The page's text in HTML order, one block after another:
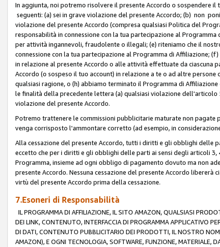
In aggiunta, noi potremo risolvere il presente Accordo o sospendere
seguenti: (a) sei in grave violazione del presente Accordo; (b) non
violazione del presente Accordo (compresa qualsiasi Politica del
responsabilità in connessione con la tua partecipazione al
per attività ingannevoli, fraudolente o illegali; (e) riteniamo che il
connessione con la tua partecipazione al Programma di Affiliazione;
in relazione al presente Accordo o alle attività effettuate da ciascuna
Accordo (o sospeso il tuo account) in relazione a te o ad altre
qualsiasi ragione, o (h) abbiamo terminato il Programma di
le finalità della precedente lettera (a) qualsiasi violazione
violazione del presente Accordo.
Potremo trattenere le commissioni pubblicitarie maturate non
venga corrisposto l'ammontare corretto (ad esempio, in
Alla cessazione del presente Accordo, tutti i diritti e gli obblighi delle
eccetto che per i diritti e gli obblighi delle parti ai sensi degli articoli
Programma, insieme ad ogni obbligo di pagamento dovuto ma non
presente Accordo. Nessuna cessazione del presente Accordo
virtù del presente Accordo prima della cessazione.
7.Esoneri di Responsabilità
IL PROGRAMMA DI AFFILIAZIONE, IL SITO AMAZON, QUALSIASI
DEI LINK, CONTENUTO, INTERFACCIA DI PROGRAMMA APPLICATIVO
DI DATI, CONTENUTO PUBBLICITARIO DEI PRODOTTI, IL NOSTRO
AMAZON), E OGNI TECNOLOGIA, SOFTWARE, FUNZIONE, MATERIALE,